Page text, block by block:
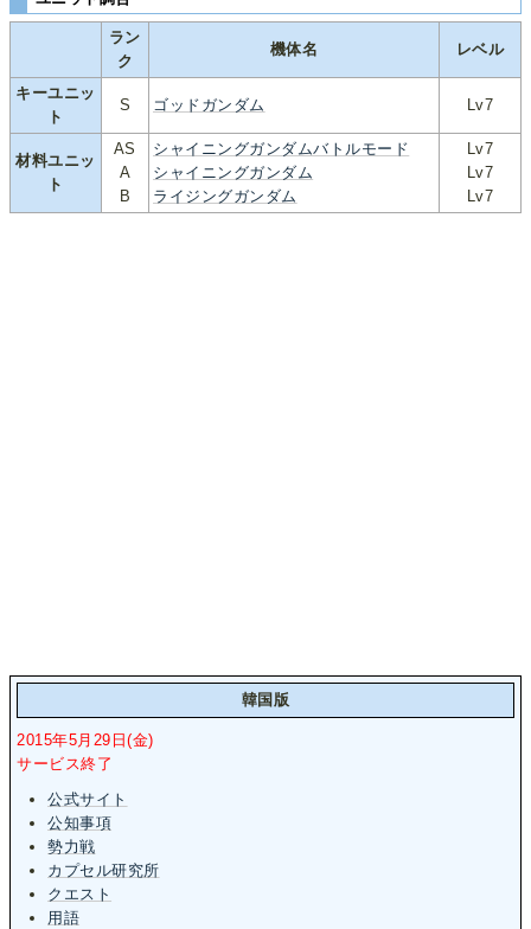
ラン
ク
機体名 レベル
キーユニッ
ト
S ゴッドガンダム Lv7
材料ユニッ
ト
AS
A
B
シャイニングガンダムバトルモード
シャイニングガンダム
ライジングガンダム
Lv7
Lv7
Lv7
韓国版
2015年5月29日(金)
サービス終了
公式サイト
公知事項
勢力戦
カプセル研究所
クエスト
用語